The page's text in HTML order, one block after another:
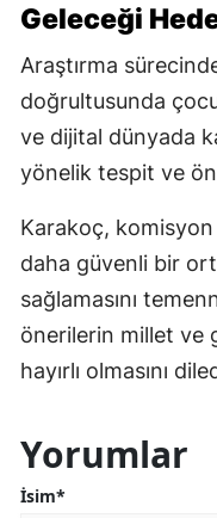
Geleceği
Araştırma
doğrultusunda
ve dijital dünyada
yönelik tespit ve
Karakoç, komisyon
daha güvenli bir
sağlamasını
önerilerin millet ve
hayırlı olmasını
Yorumlar
İsim*